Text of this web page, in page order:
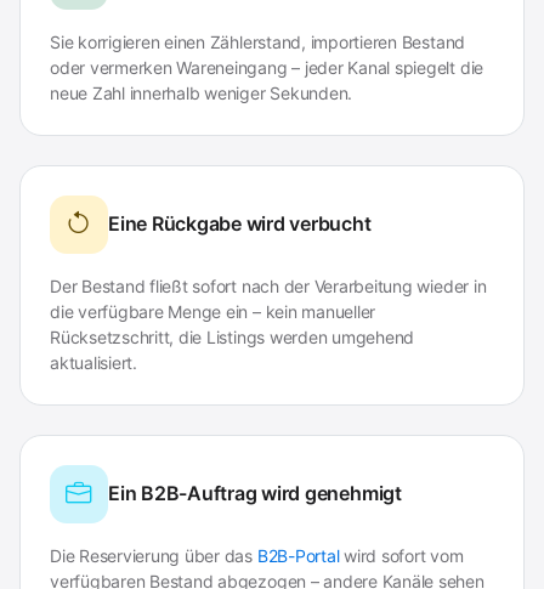
Sie korrigieren einen Zählerstand, importieren Bestand
oder vermerken Wareneingang – jeder Kanal spiegelt die
neue Zahl innerhalb weniger Sekunden.
Eine Rückgabe wird verbucht
Der Bestand fließt sofort nach der Verarbeitung wieder in
die verfügbare Menge ein – kein manueller
Rücksetzschritt, die Listings werden umgehend
aktualisiert.
Ein B2B-Auftrag wird genehmigt
Die Reservierung über das B2B-Portalwird sofort vom
verfügbaren Bestand abgezogen – andere Kanäle sehen